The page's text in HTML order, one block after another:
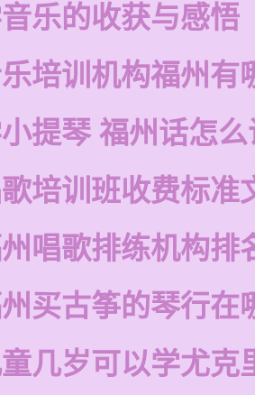
乐的收获与感悟
培训机构福州有
提琴 福州话怎
培训班收费标准
唱歌排练机构排
买古筝的琴行在
几岁可以学尤克